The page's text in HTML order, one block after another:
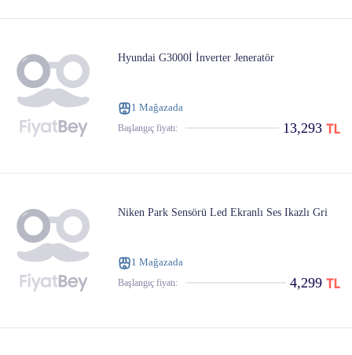
Hyundai G3000İ İnverter Jeneratör
1 Mağazada
Başlangıç ​​fiyatı: 13,293
Niken Park Sensörü Led Ekranlı Ses Ikazlı Gri
1 Mağazada
Başlangıç ​​fiyatı: 4,299